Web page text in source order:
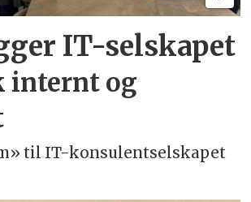
IT-selskapet
internt og
til IT-konsulentselskapet